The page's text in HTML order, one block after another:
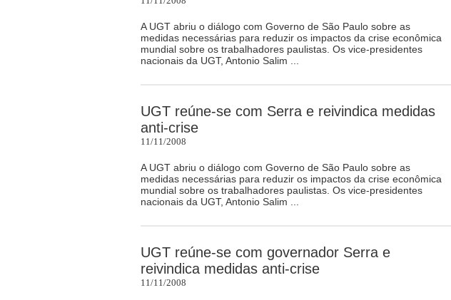
A UGT abriu o diálogo com Governo de São Paulo sobre as
medidas necessárias para reduzir os impactos da crise econômica
mundial sobre os trabalhadores paulistas. Os vice-presidentes
nacionais da UGT, Antonio Salim ...
UGT reúne-se com Serra e reivindica medidas
anti-crise
11/11/2008
A UGT abriu o diálogo com Governo de São Paulo sobre as
medidas necessárias para reduzir os impactos da crise econômica
mundial sobre os trabalhadores paulistas. Os vice-presidentes
nacionais da UGT, Antonio Salim ...
UGT reúne-se com governador Serra e
reivindica medidas anti-crise
11/11/2008